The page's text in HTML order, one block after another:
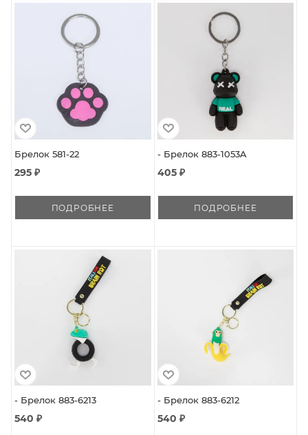
Брелок 581-22
295 ₽
ПОДРОБНЕЕ
- Брелок 883-1053A
405 ₽
ПОДРОБНЕЕ
- Брелок 883-6213
540 ₽
- Брелок 883-6212
540 ₽